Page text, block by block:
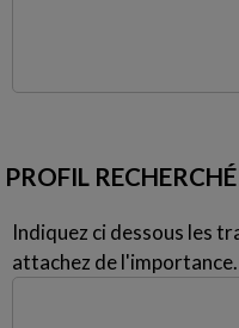
PROFIL RECHERCHÉ
Indiquez ci dessous les
attachez de l'importance.